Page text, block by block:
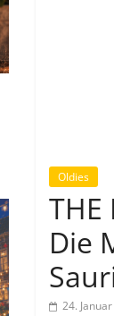
Oldies
THE
Die
24.